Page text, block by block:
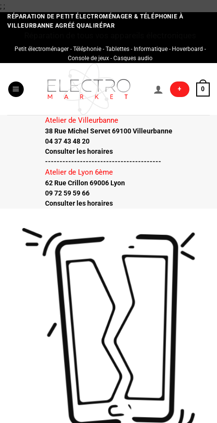
; ;Passer
au
contenu
RÉPARATION DE PETIT ÉLECTROMÉNAGER & TÉLÉPHONIE À
VILLEURBANNE AGRÉÉ QUALIRÉPAR
Petit électroménager - Téléphonie - Tablettes - Informatique - Hoverboard -
Console de jeux - Casques audio
+ 0
Atelier de Villeurbanne
38 Rue Michel Servet 69100 Villeurbanne
04 37 43 48 20
Consulter les horaires
----------------------------------------
Atelier de Lyon 6ème
62 Rue Crillon 69006 Lyon
09 72 59 59 66
Consulter les horaires